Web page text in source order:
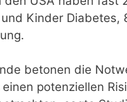
Kinder Diabetes,
betonen die
potenziellen